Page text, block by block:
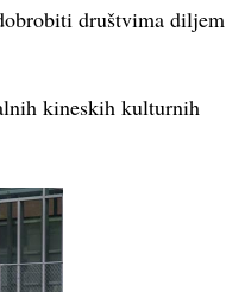
društvima diljem
kineskih kulturnih